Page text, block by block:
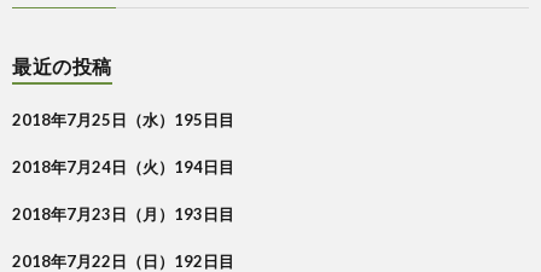
最近の投稿
2018年7月25日（水）195日目
2018年7月24日（火）194日目
2018年7月23日（月）193日目
2018年7月22日（日）192日目